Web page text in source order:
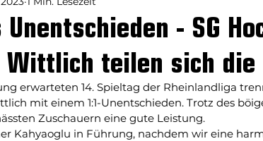
- SG
Wittlich teilen sich die
erwarteten 14. Spieltag der Rheinlandliga
mit einem 1:1-Unentschieden. Trotz des
Zuschauern eine gute Leistung.
Kahyaoglu in Führung, nachdem wir eine